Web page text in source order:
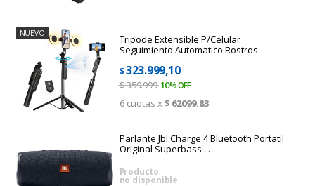
NUEVO
Tripode Extensible P/celular
Seguimiento Automatico Rostros
$323.999,10
10
$359.999
6cuotas x$ 62099.83
Parlante Jbl Charge 4 Bluetooth Portatil
Original Superbass ...
Producto
no disponible